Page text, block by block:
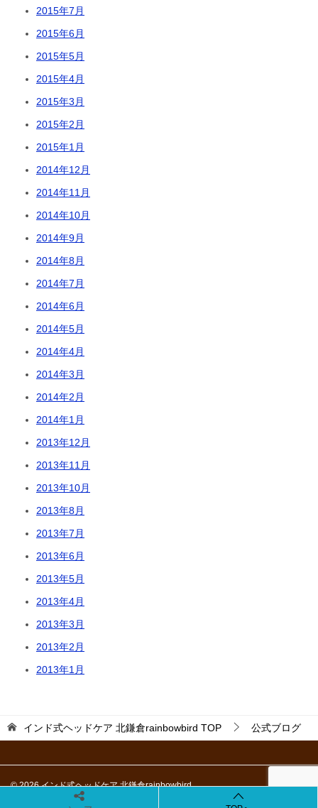
2015年7月
2015年6月
2015年5月
2015年4月
2015年3月
2015年2月
2015年1月
2014年12月
2014年11月
2014年10月
2014年9月
2014年8月
2014年7月
2014年6月
2014年5月
2014年4月
2014年3月
2014年2月
2014年1月
2013年12月
2013年11月
2013年10月
2013年8月
2013年7月
2013年6月
2013年5月
2013年4月
2013年3月
2013年2月
2013年1月
インド式ヘッドケア 北鎌倉rainbowbird TOP 公式ブログ
© 2026 インド式ヘッドケア 北鎌倉rainbowbird